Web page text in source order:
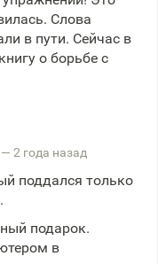
Слова
в пути. Сейчас в
о борьбе с
— 2 года назад
поддался только
подарок.
в